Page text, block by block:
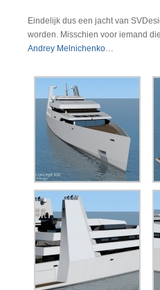
Eindelijk dus een jacht van
worden. Misschien voor iemand
Andrey Melnichenko…